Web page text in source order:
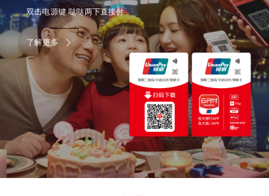
双击电源键 哒哒两下直接付
了解更多